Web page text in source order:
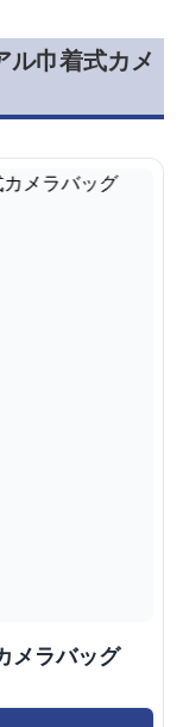
ル巾着式カメ
メラバッグ